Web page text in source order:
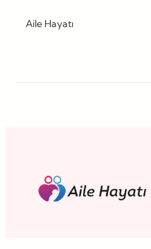
Aile Hayatı